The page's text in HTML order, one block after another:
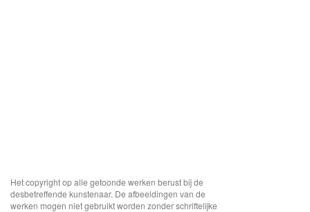
Het copyright op alle getoonde werken berust bij de
desbetreffende kunstenaar. De afbeeldingen van de
werken mogen niet gebruikt worden zonder schriftelijke